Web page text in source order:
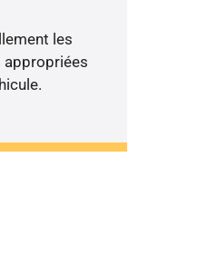
les